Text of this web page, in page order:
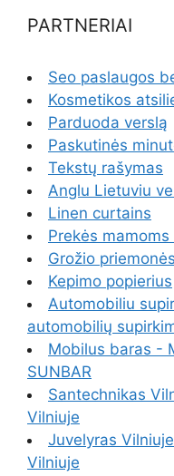
PARTNERIAI
Seo paslaugos
Kosmetikos
Parduoda verslą
Paskutinės
Tekstų rašymas
Anglu Lietuviu
Linen curtains
Prekės
Grožio
Kepimo popierius
Automobiliu
automobilių
Mobilus baras -
SUNBAR
Santechnikas
Vilniuje
Juvelyras
Vilniuje